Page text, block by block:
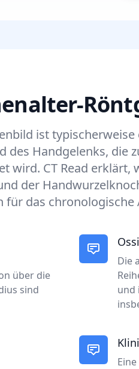
ist
des Handgelenks, die
wird. CT Read erklärt,
der
für das chronologische
über die
sind
Die
und